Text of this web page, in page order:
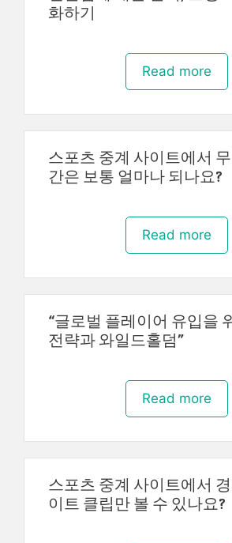
화하기
Read more
스포츠 중계 사이트에서
간은 보통 얼마나 되나요?
Read more
“글로벌 플레이어 유입을
전략과 와일드홀덤”
Read more
스포츠 중계 사이트에서
이트 클립만 볼 수 있나요?